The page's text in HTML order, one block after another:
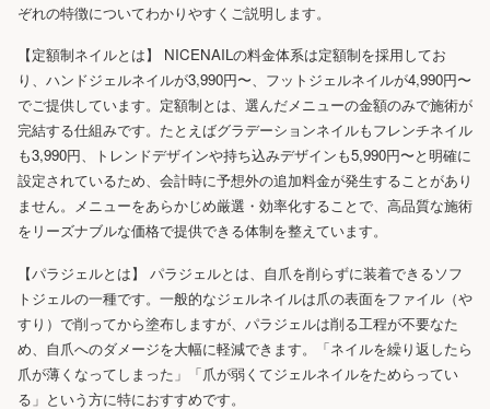
ぞれの特徴についてわかりやすくご説明します。
【定額制ネイルとは】 NICENAILの料金体系は定額制を採用してお
り、ハンドジェルネイルが3,990円〜、フットジェルネイルが4,990円〜
でご提供しています。定額制とは、選んだメニューの金額のみで施術が
完結する仕組みです。たとえばグラデーションネイルもフレンチネイル
も3,990円、トレンドデザインや持ち込みデザインも5,990円〜と明確に
設定されているため、会計時に予想外の追加料金が発生することがあり
ません。メニューをあらかじめ厳選・効率化することで、高品質な施術
をリーズナブルな価格で提供できる体制を整えています。
【パラジェルとは】 パラジェルとは、自爪を削らずに装着できるソフ
トジェルの一種です。一般的なジェルネイルは爪の表面をファイル（や
すり）で削ってから塗布しますが、パラジェルは削る工程が不要なた
め、自爪へのダメージを大幅に軽減できます。「ネイルを繰り返したら
爪が薄くなってしまった」「爪が弱くてジェルネイルをためらってい
る」という方に特におすすめです。